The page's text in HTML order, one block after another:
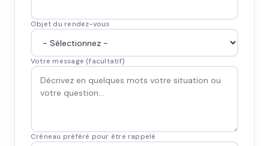
Objet du rendez-vous
Votre message (facultatif)
Créneau préféré pour être rappelé